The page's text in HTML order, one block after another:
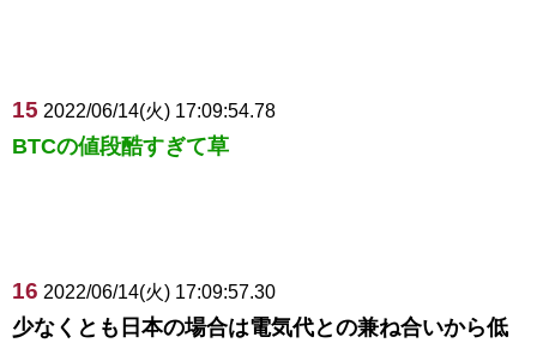
15 2022/06/14(火) 17:09:54.78
BTCの値段酷すぎて草
16 2022/06/14(火) 17:09:57.30
少なくとも日本の場合は電気代との兼ね合いから低